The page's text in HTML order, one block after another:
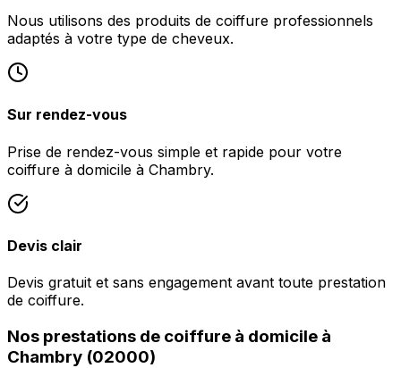
Nous utilisons des produits de coiffure professionnels
adaptés à votre type de cheveux.
Sur rendez-vous
Prise de rendez-vous simple et rapide pour votre
coiffure à domicile à Chambry.
Devis clair
Devis gratuit et sans engagement avant toute prestation
de coiffure.
Nos prestations de coiffure à domicile à
Chambry (02000)